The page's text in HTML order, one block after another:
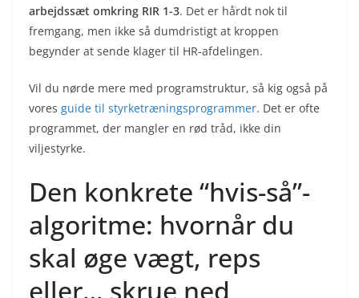
arbejdssæt omkring RIR 1-3. Det er hårdt nok til
fremgang, men ikke så dumdristigt at kroppen
begynder at sende klager til HR-afdelingen.
Vil du nørde mere med programstruktur, så kig også på
vores guide til styrketræningsprogrammer. Det er ofte
programmet, der mangler en rød tråd, ikke din
viljestyrke.
Den konkrete “hvis-så”-
algoritme: hvornår du
skal øge vægt, reps
eller… skrue ned